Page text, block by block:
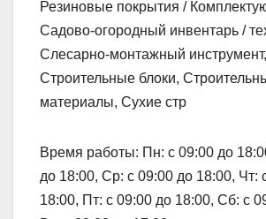
Резиновые покрытия /
Садово-огородный инвентарь /
Слесарно-монтажный инструмент,
Строительные блоки,
материалы, Сухие стр
Время работы: Пн: с 09:00 до
до 18:00, Ср: с 09:00 до 18:00, Чт:
18:00, Пт: с 09:00 до 18:00, Сб: с